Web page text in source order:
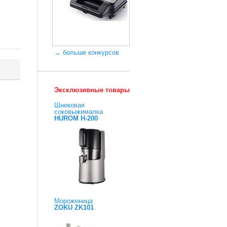
→ больше конкурсов
Эксклюзивные товары
Шнековая
соковыжималка
HUROM H-200
Мороженица
ZOKU ZK101